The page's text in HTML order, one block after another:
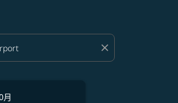
close
月